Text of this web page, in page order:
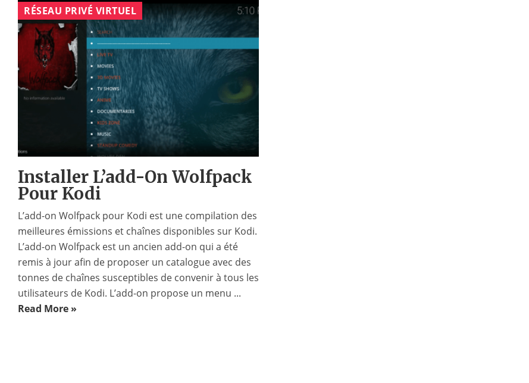
RÉSEAU PRIVÉ VIRTUEL
Installer L’add-On Wolfpack
Pour Kodi
L’add-on Wolfpack pour Kodi est une compilation des
meilleures émissions et chaînes disponibles sur Kodi.
L’add-on Wolfpack est un ancien add-on qui a été
remis à jour afin de proposer un catalogue avec des
tonnes de chaînes susceptibles de convenir à tous les
utilisateurs de Kodi. L’add-on propose un menu ...
Read More »